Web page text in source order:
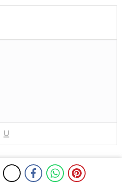
Saklıdır. Powered By
Dijital